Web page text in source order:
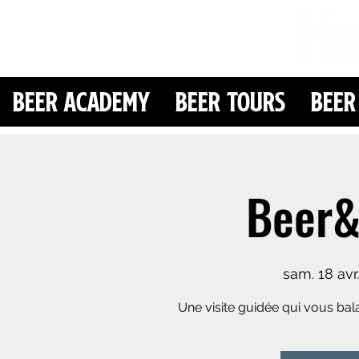
Beer Academy Beer Tours
sam. 18 avr.
Une visite guidée qui vous